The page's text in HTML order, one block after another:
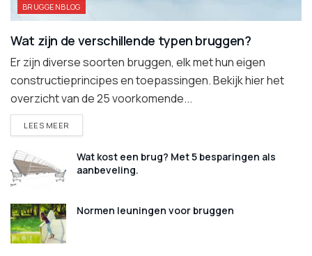
BRUGGENBLOG
Wat zijn de verschillende typen bruggen?
Er zijn diverse soorten bruggen, elk met hun eigen
constructieprincipes en toepassingen. Bekijk hier het
overzicht van de 25 voorkomende...
LEES MEER
Wat kost een brug? Met 5 besparingen als
aanbeveling.
Normen leuningen voor bruggen